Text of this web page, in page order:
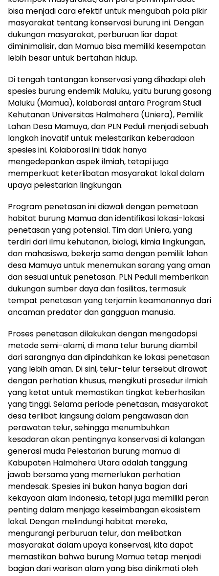
bisa menjadi cara efektif untuk mengubah pola pikir
masyarakat tentang konservasi burung ini. Dengan
dukungan masyarakat, perburuan liar dapat
diminimalisir, dan Mamua bisa memiliki kesempatan
lebih besar untuk bertahan hidup.
Di tengah tantangan konservasi yang dihadapi oleh
spesies burung endemik Maluku, yaitu burung gosong
Maluku (Mamua), kolaborasi antara Program Studi
Kehutanan Universitas Halmahera (Uniera), Pemilik
Lahan Desa Mamuya, dan PLN Peduli menjadi sebuah
langkah inovatif untuk melestarikan keberadaan
spesies ini. Kolaborasi ini tidak hanya
mengedepankan aspek ilmiah, tetapi juga
memperkuat keterlibatan masyarakat lokal dalam
upaya pelestarian lingkungan.
Program penetasan ini diawali dengan pemetaan
habitat burung Mamua dan identifikasi lokasi-lokasi
penetasan yang potensial. Tim dari Uniera, yang
terdiri dari ilmu kehutanan, biologi, kimia lingkungan,
dan mahasiswa, bekerja sama dengan pemilik lahan
desa Mamuya untuk menemukan sarang yang aman
dan sesuai untuk penetasan. PLN Peduli memberikan
dukungan sumber daya dan fasilitas, termasuk
tempat penetasan yang terjamin keamanannya dari
ancaman predator dan gangguan manusia.
Proses penetasan dilakukan dengan mengadopsi
metode semi-alami, di mana telur burung diambil
dari sarangnya dan dipindahkan ke lokasi penetasan
yang lebih aman. Di sini, telur-telur tersebut dirawat
dengan perhatian khusus, mengikuti prosedur ilmiah
yang ketat untuk memastikan tingkat keberhasilan
yang tinggi. Selama periode penetasan, masyarakat
desa terlibat langsung dalam pengawasan dan
perawatan telur, sehingga menumbuhkan
kesadaran akan pentingnya konservasi di kalangan
generasi muda Pelestarian burung mamua di
Kabupaten Halmahera Utara adalah tanggung
jawab bersama yang memerlukan perhatian
mendesak. Spesies ini bukan hanya bagian dari
kekayaan alam Indonesia, tetapi juga memiliki peran
penting dalam menjaga keseimbangan ekosistem
lokal. Dengan melindungi habitat mereka,
mengurangi perburuan telur, dan melibatkan
masyarakat dalam upaya konservasi, kita dapat
memastikan bahwa burung Mamua tetap menjadi
bagian dari warisan alam yang bisa dinikmati oleh